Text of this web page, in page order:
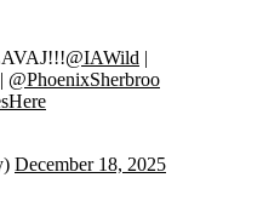
@IAWild |
| @PhoenixSherbroo
December 18, 2025